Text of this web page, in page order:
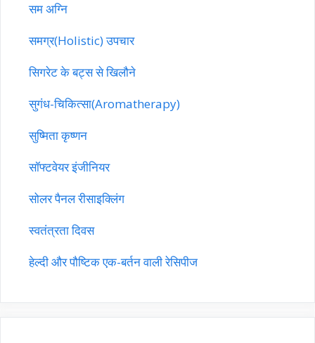
सम अग्नि
समग्र(Holistic) उपचार
सिगरेट के बट्स से खिलौने
सुगंध-चिकित्सा(Aromatherapy)
सुष्मिता कृष्णन
सॉफ्टवेयर इंजीनियर
सोलर पैनल रीसाइक्लिंग
स्वतंत्रता दिवस
हेल्दी और पौष्टिक एक-बर्तन वाली रेसिपीज